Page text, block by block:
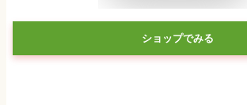
ショップでみる